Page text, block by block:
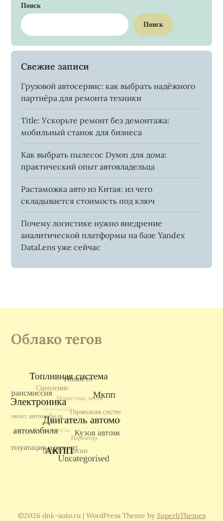
Поиск
Поиск
Свежие записи
Грузовой автосервис: как выбрать надёжного
партнёра для ремонта техники
Title: Ускорьте ремонт без демонтажа:
мобильный станок для бизнеса
Как выбрать пылесос Dyson для дома:
практический опыт автовладельца
Растаможка авто из Китая: из чего
складывается стоимость под ключ
Почему логистике нужно внедрение
аналитической платформы на базе Yandex
DataLens уже сейчас
Облако тегов
©2026 dnk-auto.ru | WordPress Theme by SuperbThemes